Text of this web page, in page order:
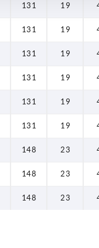
131 19
131 19
131 19
131 19
131 19
131 19
148 23
148 23
148 23